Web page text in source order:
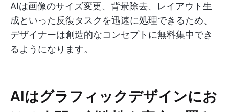
AIは画像のサイズ変更、背景除去、レイアウト生
成といった反復タスクを迅速に処理できるため、
デザイナーは創造的なコンセプトに無料集中でき
るようになります。
AIはグラフィックデザインにお